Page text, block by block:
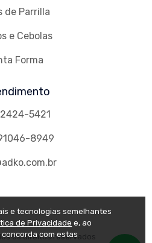
e tecnologias semelhantes
de Privacidade e, ao
com estas
de Parrilla
e Cebolas
Forma
2424-5421
8949
os direitos reservados